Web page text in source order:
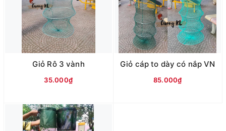
Giỏ Rô 3 vành
35.000₫
Giỏ cáp to dày có nắp VN
85.000₫